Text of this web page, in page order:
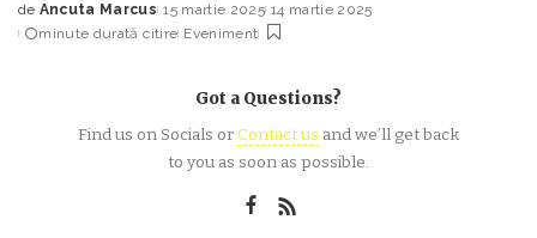
Posted
by
de Ancuta Marcus 15 martie 2025 14 martie 2025
minute durată citire Eveniment
Got a Questions?
Find us on Socials orContact us and we’ll get back
to you as soon as possible.